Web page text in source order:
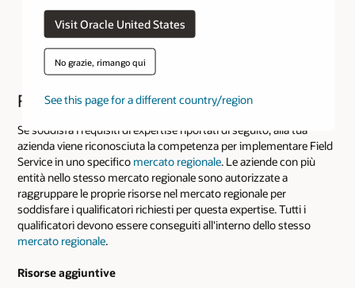
Visit Oracle United States
No grazie, rimango qui
See this page for a different country/region
Field Service
Se soddisfa i requisiti di expertise riportati di seguito, alla tua
azienda viene riconosciuta la competenza per implementare Field
Service in uno specifico mercato regionale. Le aziende con più
entità nello stesso mercato regionale sono autorizzate a
raggruppare le proprie risorse nel mercato regionale per
soddisfare i qualificatori richiesti per questa expertise. Tutti i
qualificatori devono essere conseguiti all'interno dello stesso
mercato regionale.
Risorse aggiuntive